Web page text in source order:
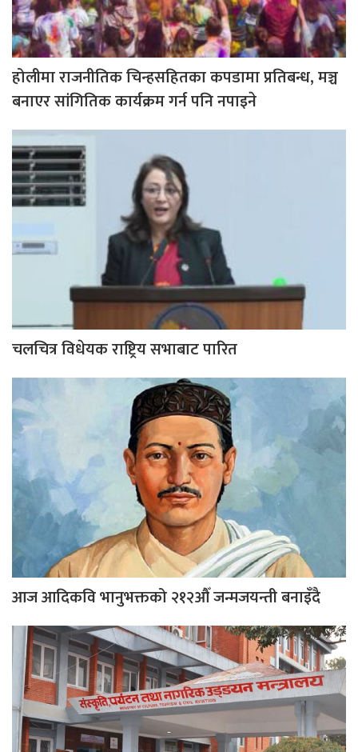
होलीमा राजनीतिक चिन्हसहितका कपडामा प्रतिबन्ध, मञ्च
बनाएर सांगितिक कार्यक्रम गर्न पनि नपाइने
चलचित्र विधेयक राष्ट्रिय सभाबाट पारित
आज आदिकवि भानुभक्तको २१२औँ जन्मजयन्ती बनाइँदै